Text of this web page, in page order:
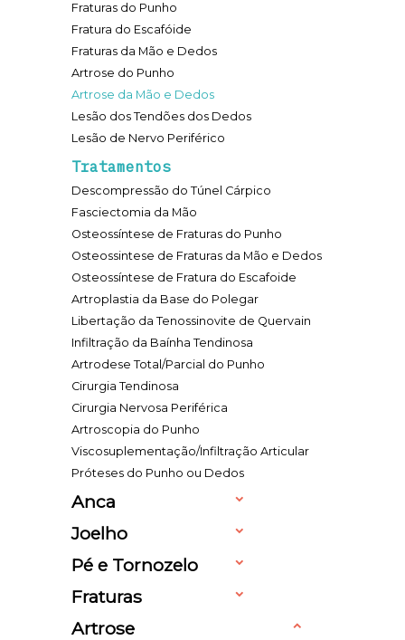
Fraturas do Punho
Fratura do Escafóide
Fraturas da Mão e Dedos
Artrose do Punho
Artrose da Mão e Dedos
Lesão dos Tendões dos Dedos
Lesão de Nervo Periférico
Tratamentos
Descompressão do Túnel Cárpico
Fasciectomia da Mão
Osteossíntese de Fraturas do Punho
Osteossintese de Fraturas da Mão e Dedos
Osteossíntese de Fratura do Escafoide
Artroplastia da Base do Polegar
Libertação da Tenossinovite de Quervain
Infiltração da Baínha Tendinosa
Artrodese Total/Parcial do Punho
Cirurgia Tendinosa
Cirurgia Nervosa Periférica
Artroscopia do Punho
Viscosuplementação/Infiltração Articular
Próteses do Punho ou Dedos
Anca
Joelho
Pé e Tornozelo
Fraturas
Artrose